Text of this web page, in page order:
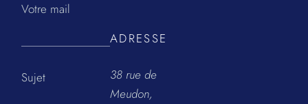
Votre mail
Sujet
ADRESSE
38 rue de
Meudon,